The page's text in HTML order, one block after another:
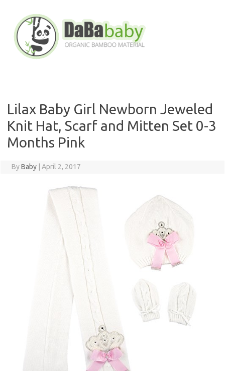
content
Lilax Baby Girl Newborn Jeweled
Knit Hat, Scarf and Mitten Set 0-3
Months Pink
ByBaby April 2, 2017